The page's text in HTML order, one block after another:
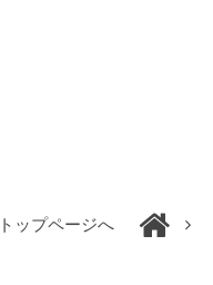
トップページへ